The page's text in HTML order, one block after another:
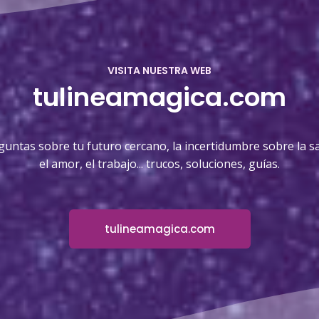
VISITA NUESTRA WEB
tulineamagica.com
sobre tu futuro cercano, la incertidumbre sobre la
el amor, el trabajo... trucos, soluciones, guías.
tulineamagica.com